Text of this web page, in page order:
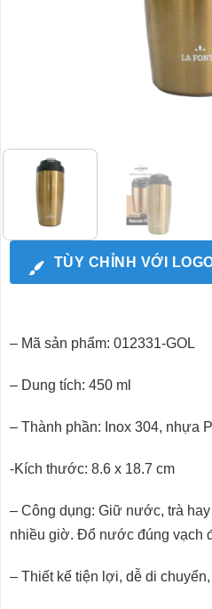
TÙY CHỈNH VỚI
– Mã sản phẩm: 012331-GOL
– Dung tích: 450 ml
– Thành phần: Inox 304, nhựa
-Kích thước: 8.6 x 18.7 cm
– Công dụng: Giữ nước, trà
nhiều giờ. Đổ nước đúng vạch
– Thiết kế tiện lợi, dễ di